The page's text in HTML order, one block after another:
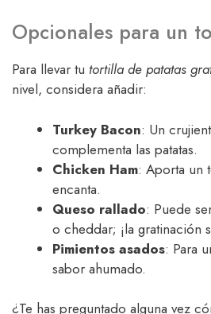
Opcionales para un
Para llevar tu tortilla de patatas
nivel, considera añadir:
Turkey Bacon: Un
complementa las patatas.
Chicken Ham: Aporta un
encanta.
Queso rallado: Puede
o cheddar; ¡la gratinación
Pimientos asados: Para
sabor ahumado.
¿Te has preguntado alguna vez